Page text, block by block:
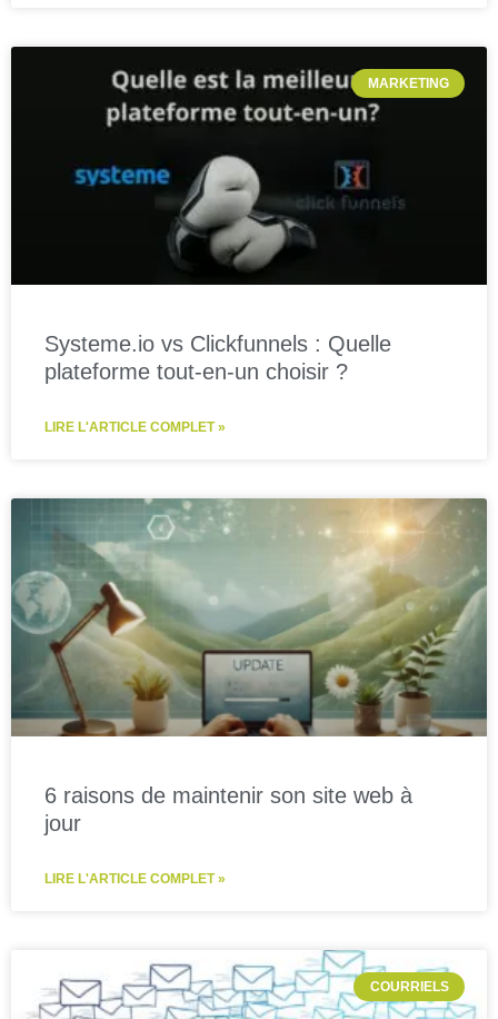
MARKETING
Systeme.io vs Clickfunnels : Quelle
plateforme tout-en-un choisir ?
LIRE L'ARTICLE COMPLET »
6 raisons de maintenir son site web à
jour
LIRE L'ARTICLE COMPLET »
COURRIELS